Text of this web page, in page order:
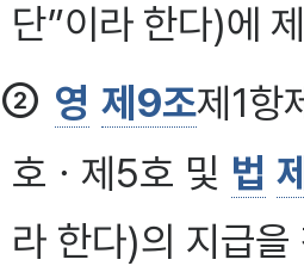
단”이라 한다)에
② 영 제9조제1항
호ㆍ제5호 및 법
라 한다)의 지급